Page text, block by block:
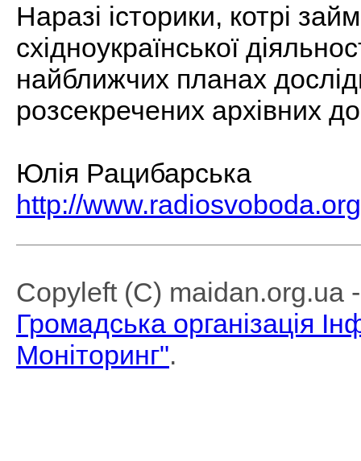
Наразі історики, котрі
східноукраїнської
найближчих планах
розсекречених архівних
Юлія Рацибарська
http://
Copyleft (C) maidan.org.ua
Громадська організація
Моніторинг".